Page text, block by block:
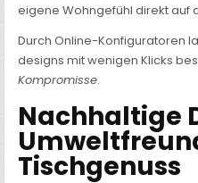
eigene Wohngefühl direkt auf
Durch Online-Konfiguratoren
designs mit wenigen Klicks
Kompromisse.
Nachhaltige
Tischgenuss